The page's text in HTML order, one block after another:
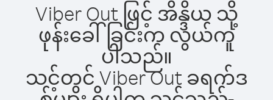
Viber Out ဖြင့် အိန္ဒိယ သို့
ဖုန်းခေါ်ခြင်းက လွယ်ကူ
ပါသည်။
သင့်တွင် Viber Out ခရက်ဒ